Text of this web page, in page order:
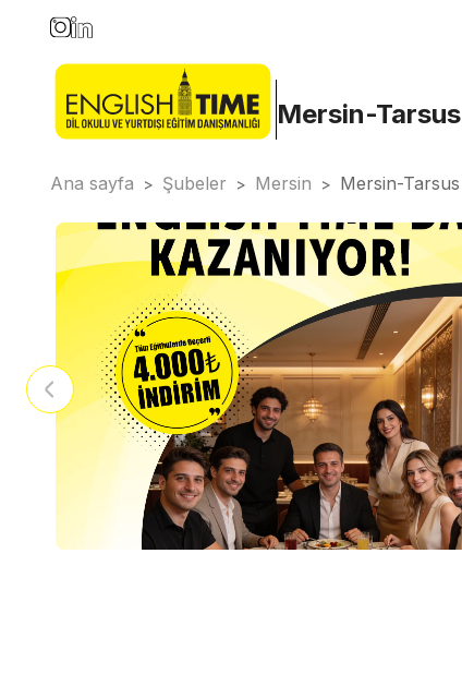
Mersin-Tarsus
Ana sayfa > Şubeler > Mersin > Mersin-Tarsus